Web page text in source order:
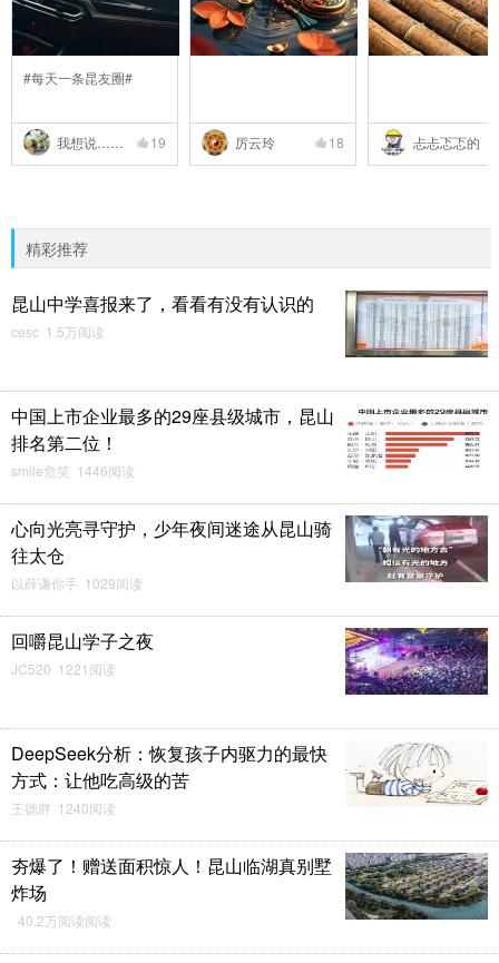
#每天一条昆友圈#
我想说…… 19 厉云玲 18 忐忐忑忑的
精彩推荐
昆山中学喜报来了，看看有没有认识的
cesc 1.5万阅读
中国上市企业最多的29座县级城市，昆山
排名第二位！
smile危笑 1446阅读
心向光亮寻守护，少年夜间迷途从昆山骑
往太仓
以薛谦你手 1029阅读
回嚼昆山学子之夜
JC520 1221阅读
DeepSeek分析：恢复孩子内驱力的最快
方式：让他吃高级的苦
王德胖 1240阅读
夯爆了！赠送面积惊人！昆山临湖真别墅
炸场
40.2万阅读阅读